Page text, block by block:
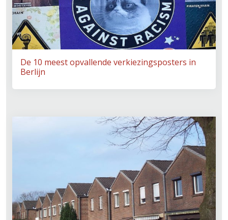
De 10 meest opvallende verkiezingsposters in
Berlijn